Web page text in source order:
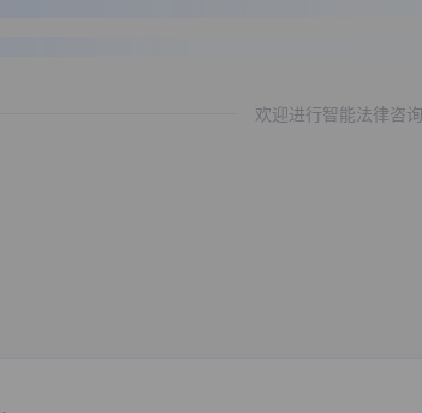
欢迎进行智能法律咨询